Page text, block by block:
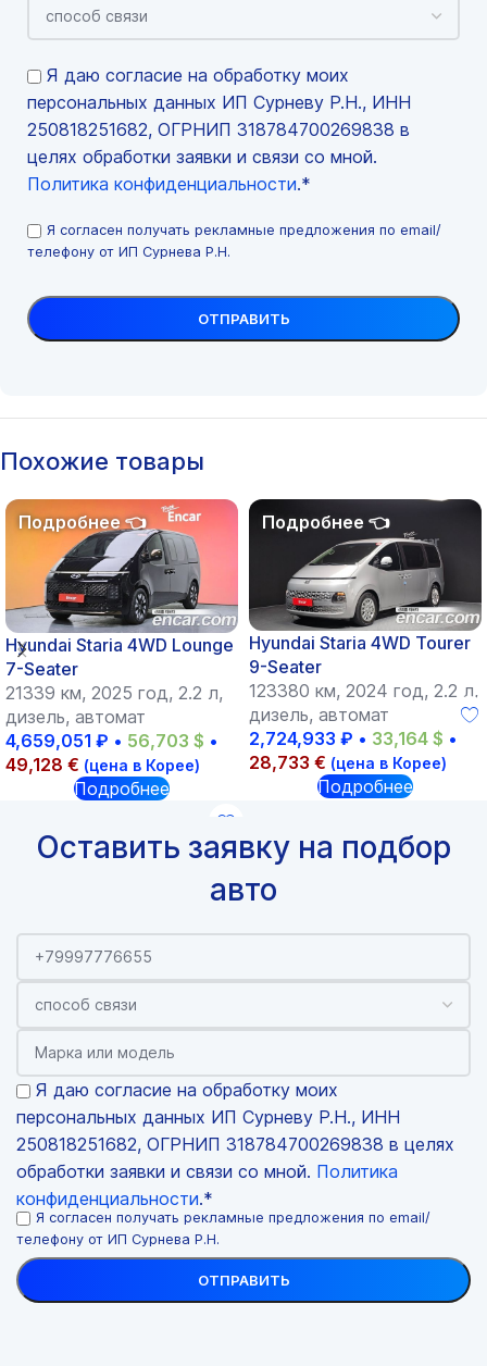
Я даю согласие на обработку моих
персональных данных ИП Сурневу Р.Н., ИНН
250818251682, ОГРНИП 318784700269838 в
целях обработки заявки и связи со мной.
Политика конфиденциальности.*
Я согласен получать рекламные предложения по email/
телефону от ИП Сурнева Р.Н.
Похожие товары
Hyundai Staria 4WD Lounge
7-Seater
21339 км, 2025 год, 2.2 л,
дизель, автомат
4,659,051 ₽ • 56,703 $ •
49,128 € (цена в Корее)
Подробнее
Hyundai Staria 4WD Tourer
9-Seater
123380 км, 2024 год, 2.2 л,
дизель, автомат
2,724,933 ₽ • 33,164 $ •
28,733 € (цена в Корее)
Подробнее
Оставить заявку на подбор
авто
Я даю согласие на обработку моих
персональных данных ИП Сурневу Р.Н., ИНН
250818251682, ОГРНИП 318784700269838 в целях
обработки заявки и связи со мной. Политика
конфиденциальности.*
Я согласен получать рекламные предложения по email/
телефону от ИП Сурнева Р.Н.